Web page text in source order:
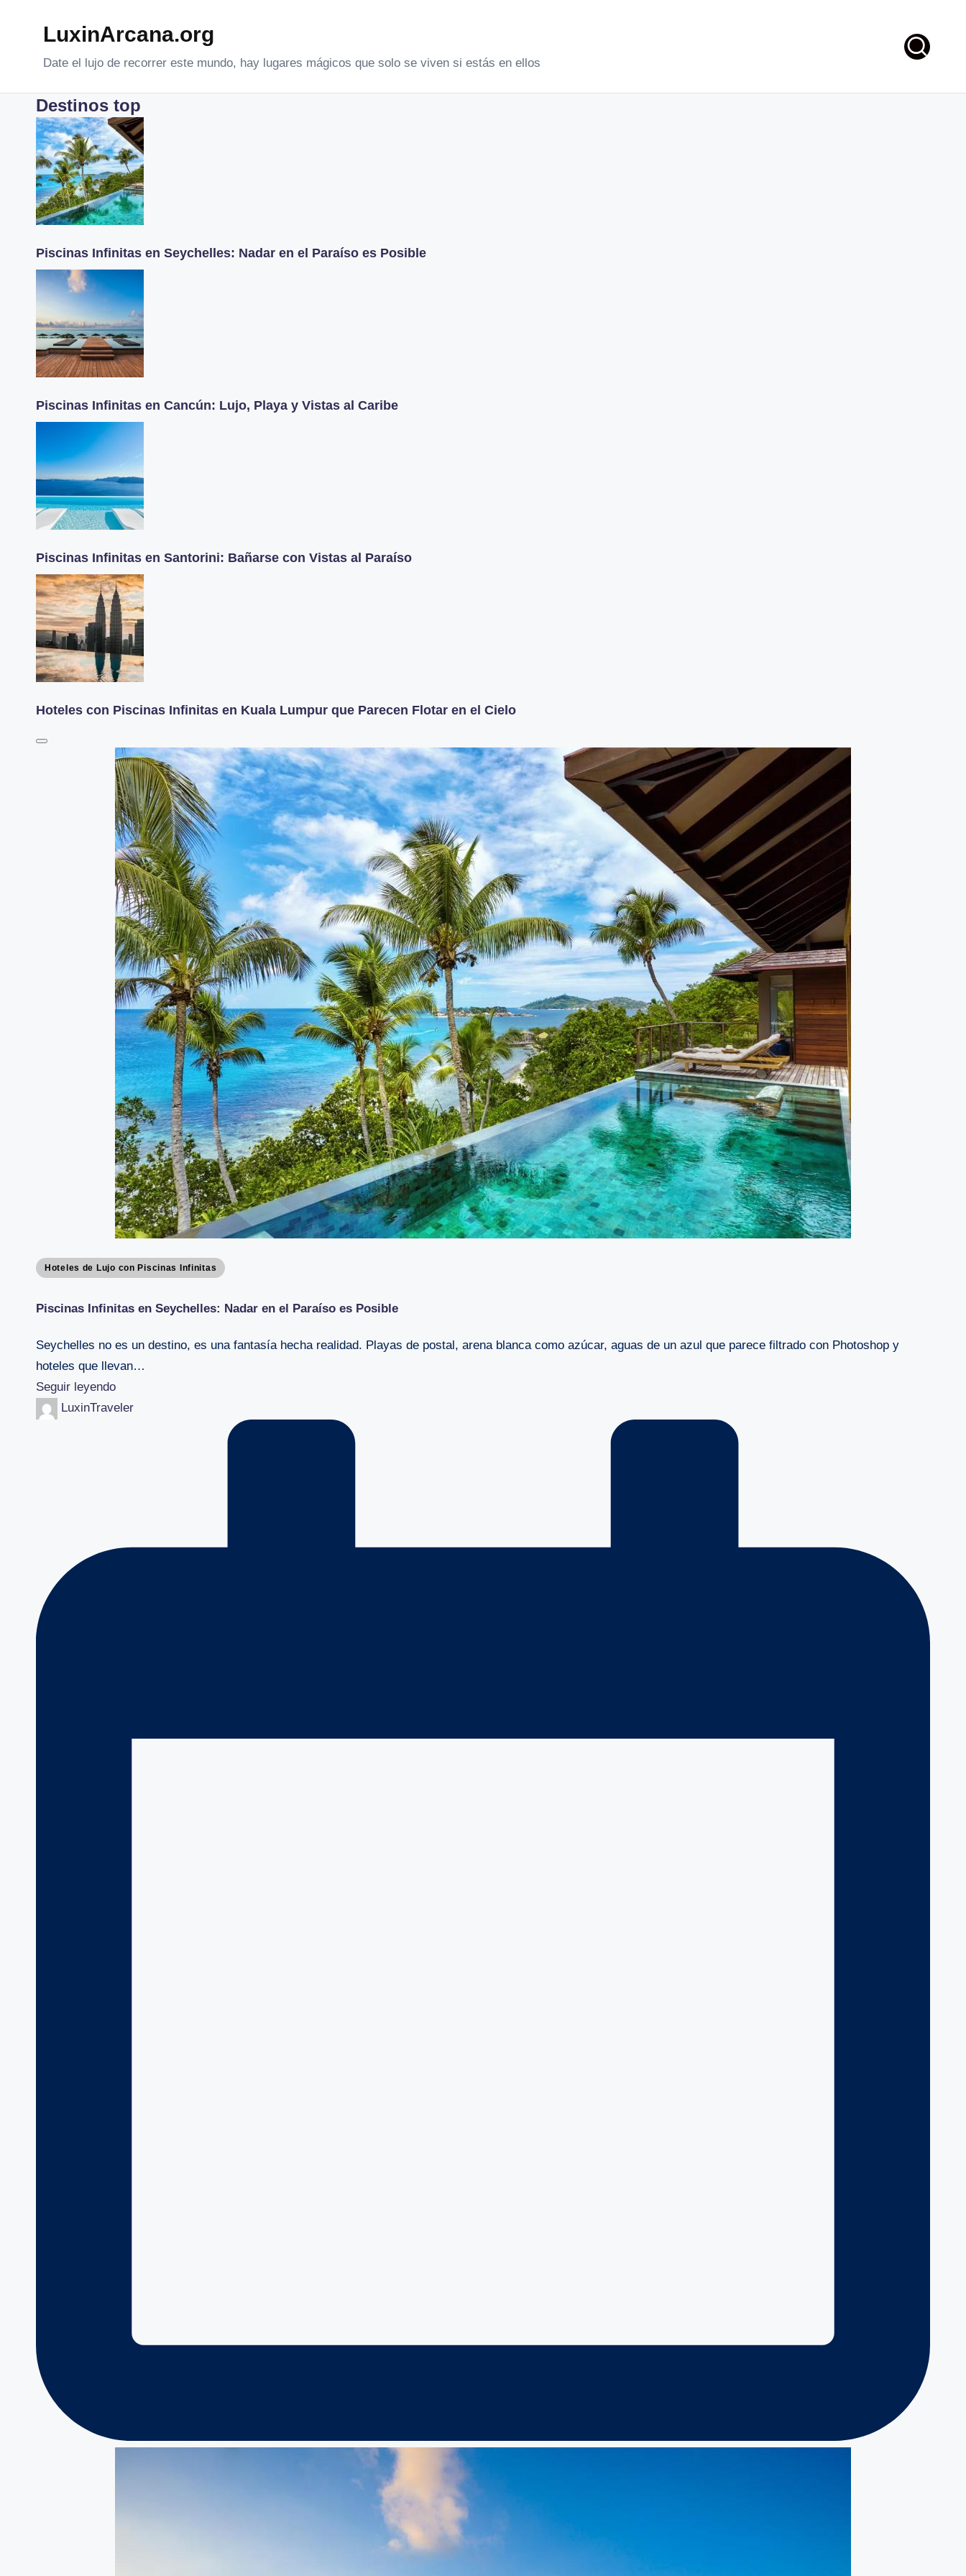
LuxinArcana.org
Date el lujo de recorrer este mundo, hay lugares mágicos que solo se viven si estás en ellos
Destinos top
Piscinas Infinitas en Seychelles: Nadar en el Paraíso es Posible
Piscinas Infinitas en Cancún: Lujo, Playa y Vistas al Caribe
Piscinas Infinitas en Santorini: Bañarse con Vistas al Paraíso
Hoteles con Piscinas Infinitas en Kuala Lumpur que Parecen Flotar en el Cielo
Publicado
Hoteles de Lujo con Piscinas Infinitas
Piscinas Infinitas en Seychelles: Nadar en el Paraíso es Posible
Seychelles no es un destino, es una fantasía hecha realidad. Playas de postal, arena blanca como azúcar, aguas de un azul que parece filtrado con Photoshop y
hoteles que llevan…
Seguir leyendo
PublicadoLuxinTraveler